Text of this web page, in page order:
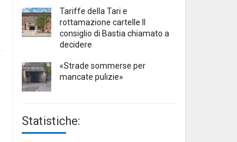
Tariffe della Tari e
rottamazione cartelle Il
consiglio di Bastia chiamato a
decidere
«Strade sommerse per
mancate pulizie»
Statistiche: